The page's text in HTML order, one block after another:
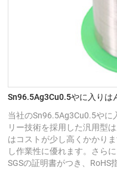
Sn96.5Ag3Cu0.5やに入りは
当社のSn96.5Ag3Cu0.5やに
リー技術を採用した汎用型
はコストが少し高くかかり
し作業性に優れます。さら
SGSの証明書がつき、RoHS